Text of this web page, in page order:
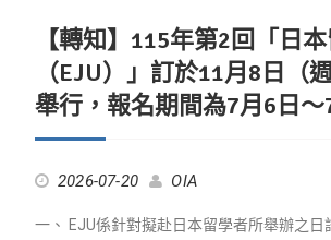
【轉知】115年第2回「日
（EJU）」訂於11月8日（
舉行，報名期間為7月6日～
2026-07-20 OIA
一、 EJU係針對擬赴日本留學者所舉辦之日